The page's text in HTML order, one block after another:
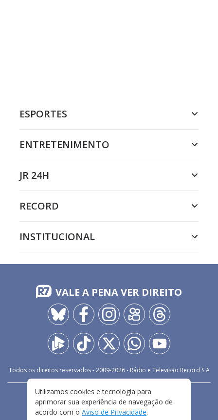
ESPORTES
ENTRETENIMENTO
JR 24H
RECORD
INSTITUCIONAL
VALE A PENA VER DIREITO
Todos os direitos reservados - 2009-2026- Rádio e Televisão Record S.A
FALE CONOSCO
PRIVACIDADE
TERMOS E CONDIÇÕES DE USO
Utilizamos cookies e tecnologia para
aprimorar sua experiência de navegação de
acordo com o Aviso de Privacidade.